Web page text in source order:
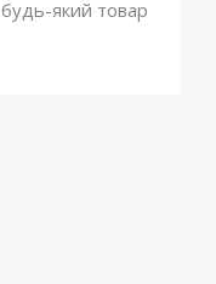
будь-який товар